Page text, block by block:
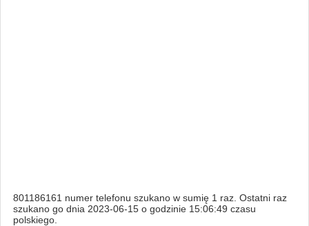
801186161 numer telefonu szukano w sumię 1 raz. Ostatni raz
szukano go dnia 2023-06-15 o godzinie 15:06:49 czasu
polskiego.